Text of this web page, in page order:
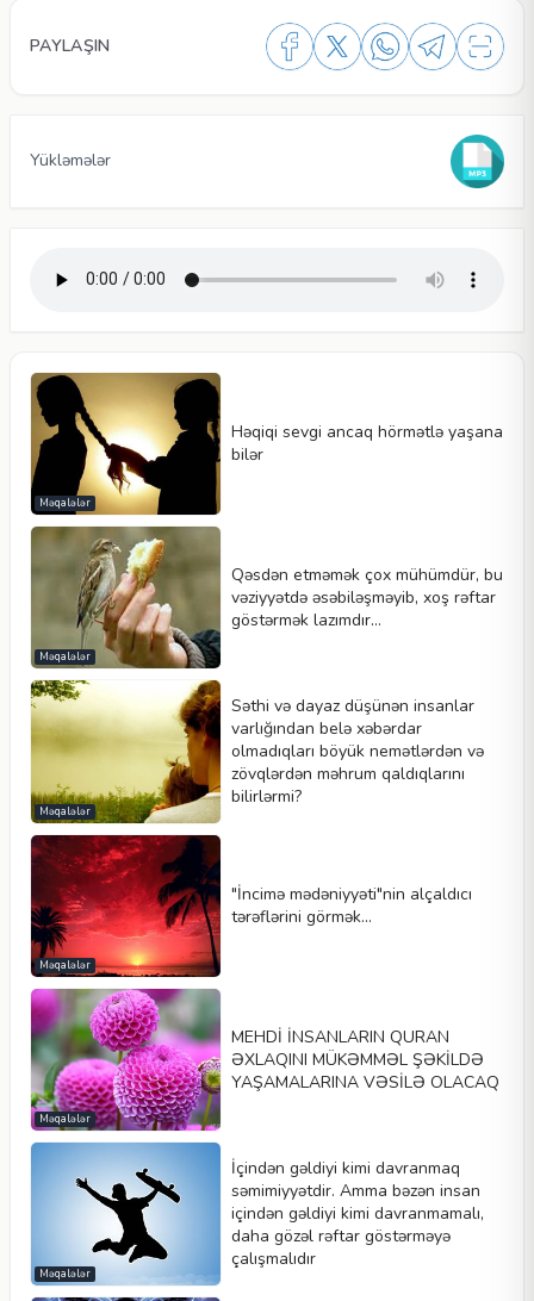
PAYLAŞIN
Yükləmələr
Məqalələr
Həqiqi sevgi ancaq hörmətlə yaşana
bilər
Məqalələr
Qəsdən etməmək çox mühümdür, bu
vəziyyətdə əsəbiləşməyib, xoş rəftar
göstərmək lazımdır...
Məqalələr
Səthi və dayaz düşünən insanlar
varlığından belə xəbərdar
olmadıqları böyük nemətlərdən və
zövqlərdən məhrum qaldıqlarını
bilirlərmi?
Məqalələr
"İncimə mədəniyyəti"nin alçaldıcı
tərəflərini görmək...
Məqalələr
MEHDİ İNSANLARIN QURAN
ƏXLAQINI MÜKƏMMƏL ŞƏKİLDƏ
YAŞAMALARINA VƏSİLƏ OLACAQ
Məqalələr
İçindən gəldiyi kimi davranmaq
səmimiyyətdir. Amma bəzən insan
içindən gəldiyi kimi davranmamalı,
daha gözəl rəftar göstərməyə
çalışmalıdır